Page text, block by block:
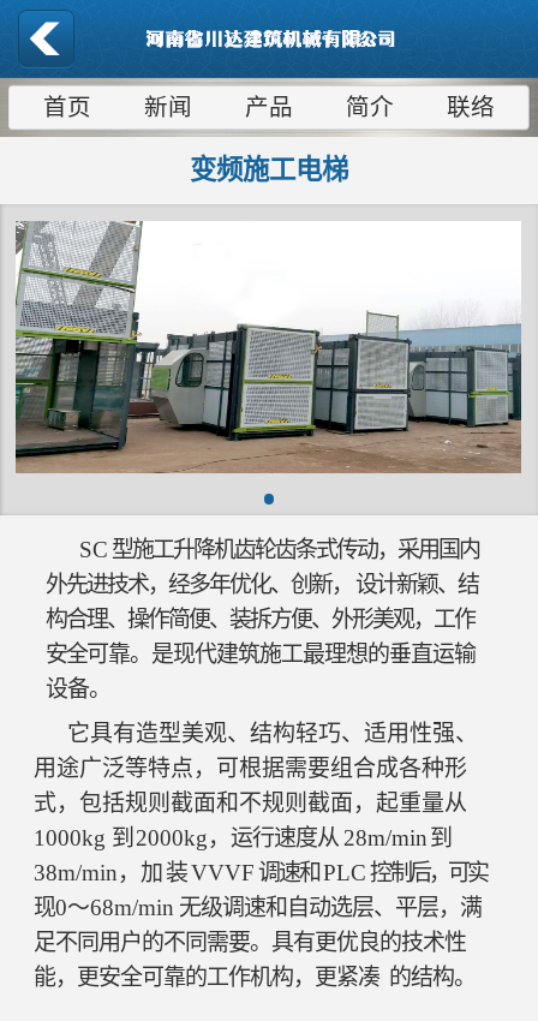
首页 新闻 产品 简介 联络
变频施工电梯
SC 型施工升降机齿轮齿条式传动，采用国内
外先进技术，经多年优化、 创新，
设计新颖、结
构合理、操作简便、装拆方便、外形美观，工作
安全可靠。是现代建筑施工最理想的垂直运输
设备。
它具有造型美观、结构轻巧、适用性强、
用途广泛等特点，可根据需要组合成各种形
式，包括规则截面和不规则截面，起重量从
1000kg 到 2000kg， 运行速度从 28m/min到
38m/min， 加装VVVF调速和PLC控制后，可实
现0～68m/min 无级调速和自动选层、平层，满
足不同用户的不同需要。具有更优良的技术性
能，更安全可靠的工作机构，更紧凑 的结构。